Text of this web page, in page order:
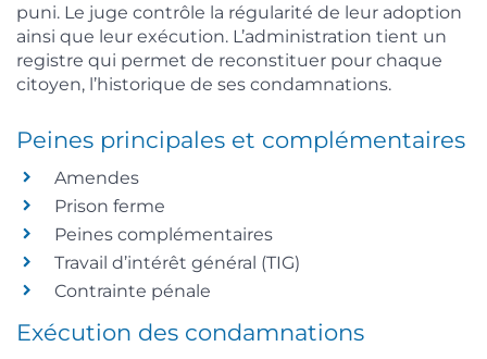
puni. Le juge contrôle la régularité de leur adoption
ainsi que leur exécution. L’administration tient un
registre qui permet de reconstituer pour chaque
citoyen, l’historique de ses condamnations.
Peines principales et complémentaires
Amendes
Prison ferme
Peines complémentaires
Travail d’intérêt général (TIG)
Contrainte pénale
Exécution des condamnations